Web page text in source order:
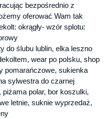
bezpośrednio z
oferować Wam tak
okrągły- wzór splotu:
do ślubu lublin, elka leszno
wear po polsku, shop
pomarańczowe, sukienka
sylwestra do czarnej
polar, bor koszulki,
letnie, suknie wyprzedaż,